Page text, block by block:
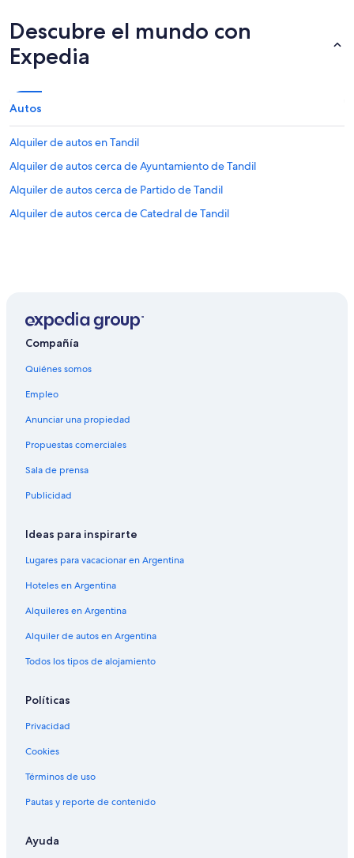
Descubre el mundo con
Expedia
Autos
Alquiler de autos en Tandil
Alquiler de autos cerca de Ayuntamiento de Tandil
Alquiler de autos cerca de Partido de Tandil
Alquiler de autos cerca de Catedral de Tandil
Compañía
Quiénes somos
Empleo
Anunciar una propiedad
Propuestas comerciales
Sala de prensa
Publicidad
Ideas para inspirarte
Lugares para vacacionar en Argentina
Hoteles en Argentina
Alquileres en Argentina
Alquiler de autos en Argentina
Todos los tipos de alojamiento
Políticas
Privacidad
Cookies
Términos de uso
Pautas y reporte de contenido
Ayuda